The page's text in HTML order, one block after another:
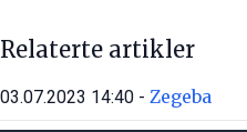
Relaterte artikler
03.07.2023 14:40 - Zegeba